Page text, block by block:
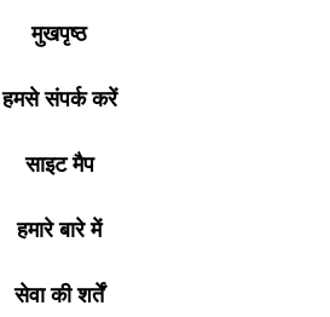
मुखपृष्ठ
हमसे संपर्क करें
साइट मैप
हमारे बारे में
सेवा की शर्तें